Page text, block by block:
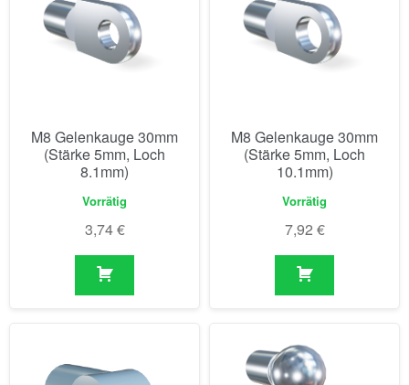
M8 Gelenkauge 30mm
(Stärke 5mm, Loch
8.1mm)
Vorrätig
3,74€
M8 Gelenkauge 30mm
(Stärke 5mm, Loch
10.1mm)
Vorrätig
7,92 €